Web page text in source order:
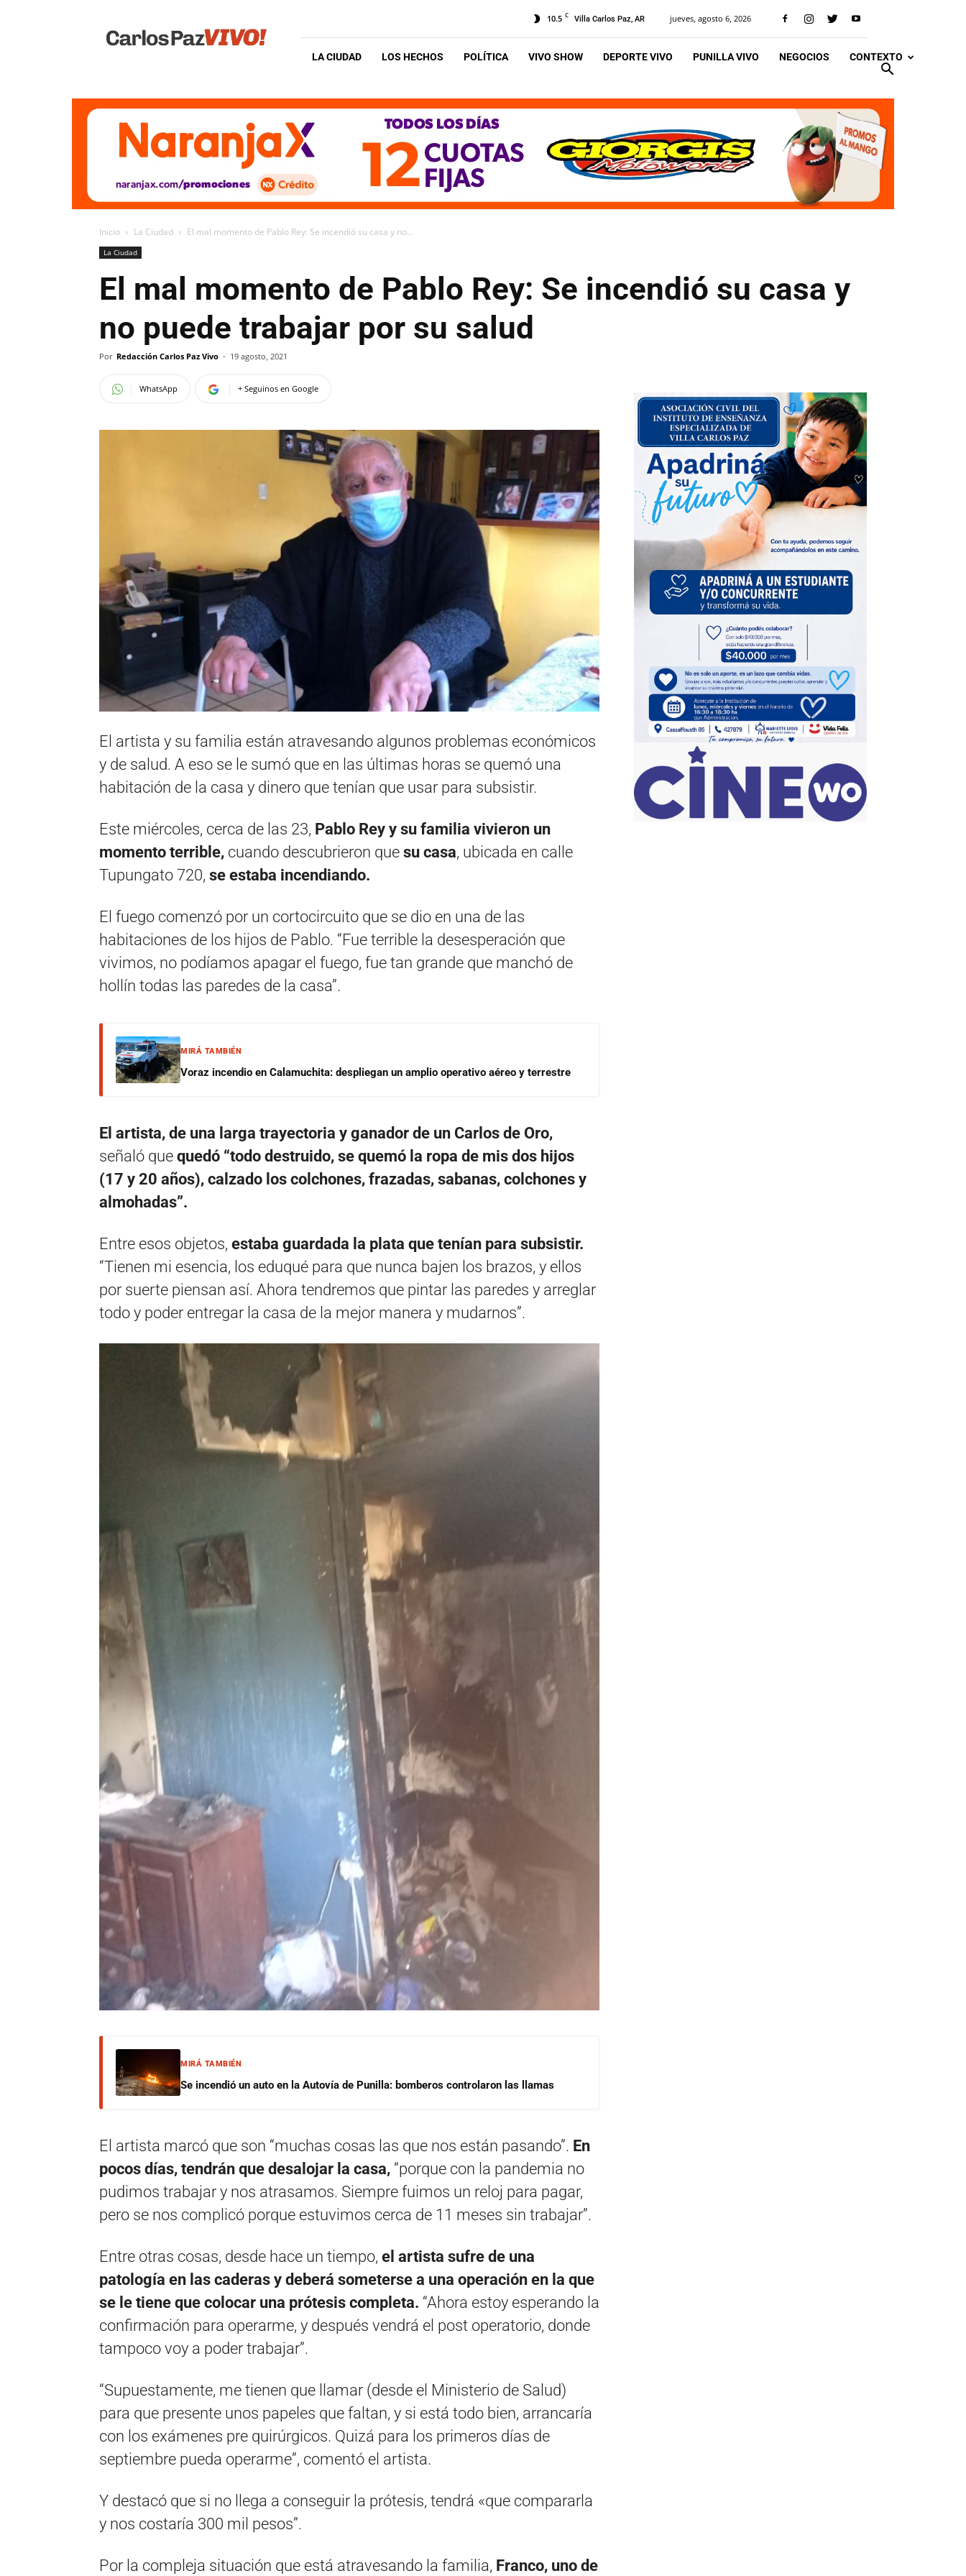
Vivo
10.5 C Villa Carlos Paz, AR jueves, agosto 6, 2026
LA CIUDAD LOS HECHOS POLÍTICA VIVO SHOW DEPORTE VIVO PUNILLA VIVO NEGOCIOS CONTEXTO
Inicio La Ciudad El mal momento de Pablo Rey: Se incendió su casa y no...
La Ciudad
El mal momento de Pablo Rey: Se incendió su casa y
no puede trabajar por su salud
Por Redacción Carlos Paz Vivo - 19 agosto, 2021
WhatsApp + Seguinos en Google
El artista y su familia están atravesando algunos problemas económicos
y de salud. A eso se le sumó que en las últimas horas se quemó una
habitación de la casa y dinero que tenían que usar para subsistir.
Este miércoles, cerca de las 23, Pablo Rey y su familia vivieron un
momento terrible, cuando descubrieron que su casa, ubicada en calle
Tupungato 720, se estaba incendiando.
El fuego comenzó por un cortocircuito que se dio en una de las
habitaciones de los hijos de Pablo. “Fue terrible la desesperación que
vivimos, no podíamos apagar el fuego, fue tan grande que manchó de
hollín todas las paredes de la casa”.
MIRÁ TAMBIÉN
Voraz incendio en Calamuchita: despliegan un amplio operativo aéreo y terrestre
El artista, de una larga trayectoria y ganador de un Carlos de Oro,
señaló que quedó “todo destruido, se quemó la ropa de mis dos hijos
(17 y 20 años), calzado los colchones, frazadas, sabanas, colchones y
almohadas”.
Entre esos objetos, estaba guardada la plata que tenían para subsistir.
“Tienen mi esencia, los eduqué para que nunca bajen los brazos, y ellos
por suerte piensan así. Ahora tendremos que pintar las paredes y arreglar
todo y poder entregar la casa de la mejor manera y mudarnos”.
MIRÁ TAMBIÉN
Se incendió un auto en la Autovía de Punilla: bomberos controlaron las llamas
El artista marcó que son “muchas cosas las que nos están pasando”. En
pocos días, tendrán que desalojar la casa, “porque con la pandemia no
pudimos trabajar y nos atrasamos. Siempre fuimos un reloj para pagar,
pero se nos complicó porque estuvimos cerca de 11 meses sin trabajar”.
Entre otras cosas, desde hace un tiempo, el artista sufre de una
patología en las caderas y deberá someterse a una operación en la que
se le tiene que colocar una prótesis completa. “Ahora estoy esperando la
confirmación para operarme, y después vendrá el post operatorio, donde
tampoco voy a poder trabajar”.
“Supuestamente, me tienen que llamar (desde el Ministerio de Salud)
para que presente unos papeles que faltan, y si está todo bien, arrancaría
con los exámenes pre quirúrgicos. Quizá para los primeros días de
septiembre pueda operarme”, comentó el artista.
Y destacó que si no llega a conseguir la prótesis, tendrá «que compararla
y nos costaría 300 mil pesos”.
Por la compleja situación que está atravesando la familia, Franco, uno de